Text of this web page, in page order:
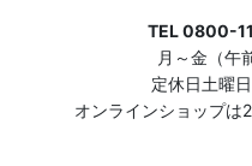
TEL 0800-
月～金（午
定休日土曜
オンラインショップは